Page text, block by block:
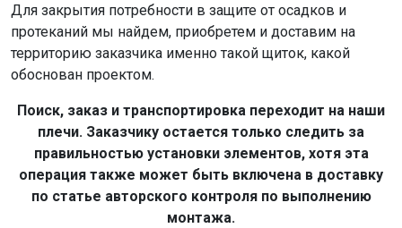
Для закрытия потребности в защите от осадков и
протеканий мы найдем, приобретем и доставим на
территорию заказчика именно такой щиток, какой
обоснован проектом.
Поиск, заказ и транспортировка переходит на наши
плечи. Заказчику остается только следить за
правильностью установки элементов, хотя эта
операция также может быть включена в доставку
по статье авторского контроля по выполнению
монтажа.